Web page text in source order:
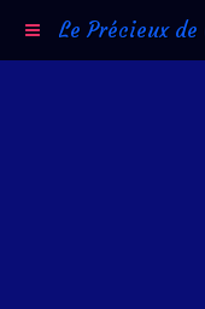
Le Précieux de